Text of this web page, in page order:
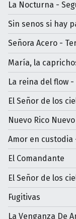
La Nocturna -
Sin senos si hay
Señora Acero -
María, la
La reina del flow
El Señor de los
Nuevo Rico
Amor en custodia
El Comandante
El Señor de los
Fugitivas
La Venganza De